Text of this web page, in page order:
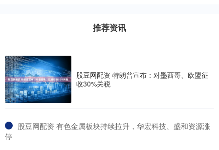
推荐资讯
股豆网配资 特朗普宣布：对墨西哥、欧盟征
收30%关税
​股豆网配资 有色金属板块持续拉升，华宏科技、盛和资源涨
停